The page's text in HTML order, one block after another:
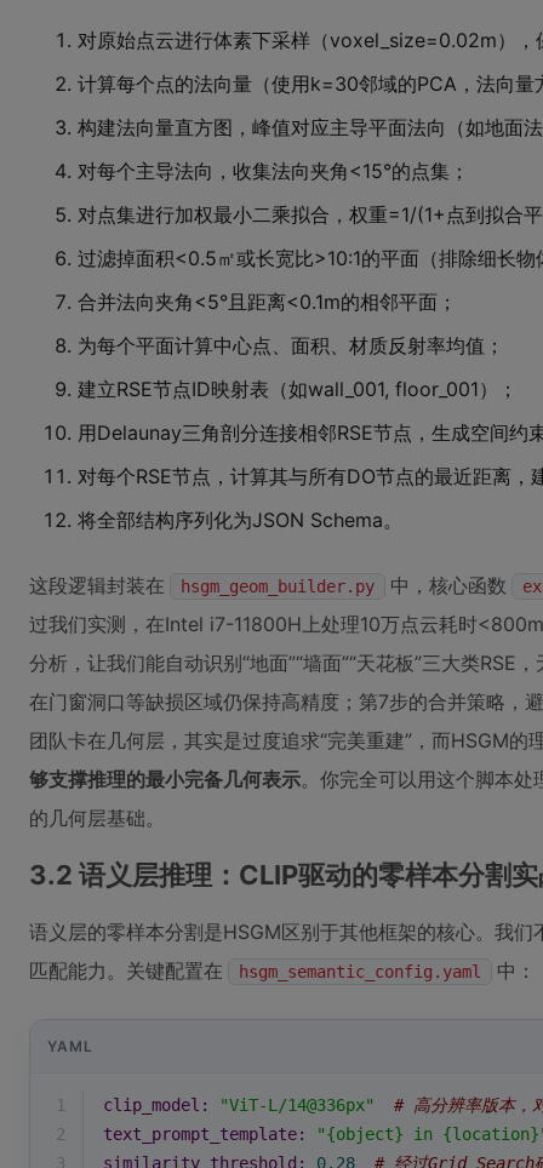
对原始点云进行体素下采样（voxel_size=0.02m），
计算每个点的法向量（使用k=30邻域的PCA，法向量
构建法向量直方图，峰值对应主导平面法向（如地面
对每个主导法向，收集法向夹角<15°的点集；
对点集进行加权最小二乘拟合，权重=1/(1+点到拟合
过滤掉面积<0.5㎡或长宽比>10:1的平面（排除细长物
合并法向夹角<5°且距离<0.1m的相邻平面；
为每个平面计算中心点、面积、材质反射率均值；
建立RSE节点ID映射表（如wall_001, floor_001）；
用Delaunay三角剖分连接相邻RSE节点，生成空间约
对每个RSE节点，计算其与所有DO节点的最近距离，
将全部结构序列化为JSON Schema。
这段逻辑封装在 hsgm_geom_builder.py 中，核心函数
过我们实测，在Intel i7-11800H上处理10万点云耗时
分析，让我们能自动识别“地面”“墙面”“天花板”三大类RSE
在门窗洞口等缺损区域仍保持高精度；第7步的合并策略，
团队卡在几何层，其实是过度追求“完美重建”，而HSGM的
够支撑推理的最小完备几何表示。你完全可以用这个脚本
的几何层基础。
3.2 语义层推理：CLIP驱动的零样本分割
语义层的零样本分割是HSGM区别于其他框架的核心。我
匹配能力。关键配置在
hsgm_semantic_config.yaml 中：
YAML
1 clip_model: "ViT-L/14@336px"
# 高分辨率版本，
2
text_prompt_template:
"{object} in
3
similarity_threshold: 0.28 # 经过Grid Search